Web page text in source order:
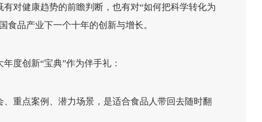
对健康趋势的前瞻判断，也有对“如何把科学转化为
品产业下一个十年的创新与增长。
度创新“宝典”作为伴手礼：
重点案例、潜力场景，是适合食品人带回去随时翻